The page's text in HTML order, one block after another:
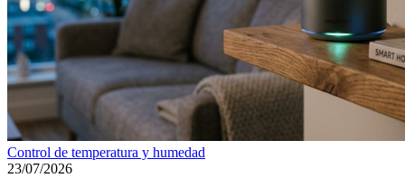
Conectividad
IoT
Control de temperatura y humedad
23/07/2026